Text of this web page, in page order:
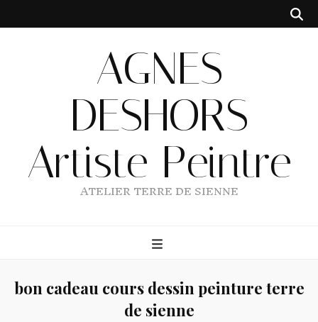
AGNES
DESHORS
Artiste Peintre
ATELIER TERRE DE SIENNE
bon cadeau cours dessin peinture terre
de sienne